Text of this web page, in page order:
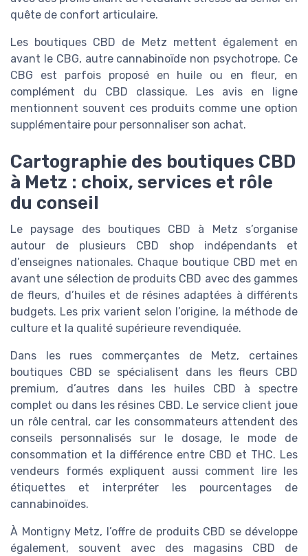
quête de confort articulaire.
Les boutiques CBD de Metz mettent également en
avant le CBG, autre cannabinoïde non psychotrope. Ce
CBG est parfois proposé en huile ou en fleur, en
complément du CBD classique. Les avis en ligne
mentionnent souvent ces produits comme une option
supplémentaire pour personnaliser son achat.
Cartographie des boutiques CBD
à Metz : choix, services et rôle
du conseil
Le paysage des boutiques CBD à Metz s’organise
autour de plusieurs CBD shop indépendants et
d’enseignes nationales. Chaque boutique CBD met en
avant une sélection de produits CBD avec des gammes
de fleurs, d’huiles et de résines adaptées à différents
budgets. Les prix varient selon l’origine, la méthode de
culture et la qualité supérieure revendiquée.
Dans les rues commerçantes de Metz, certaines
boutiques CBD se spécialisent dans les fleurs CBD
premium, d’autres dans les huiles CBD à spectre
complet ou dans les résines CBD. Le service client joue
un rôle central, car les consommateurs attendent des
conseils personnalisés sur le dosage, le mode de
consommation et la différence entre CBD et THC. Les
vendeurs formés expliquent aussi comment lire les
étiquettes et interpréter les pourcentages de
cannabinoïdes.
À Montigny Metz, l’offre de produits CBD se développe
également, souvent avec des magasins CBD de